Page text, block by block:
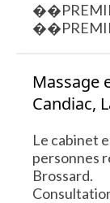
Massage
Candiac,
Le cabinet
personnes
Brossard.